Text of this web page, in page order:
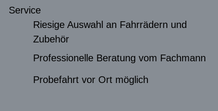
Service
Riesige Auswahl an Fahrrädern und
Zubehör
Professionelle Beratung vom Fachmann
Probefahrt vor Ort möglich